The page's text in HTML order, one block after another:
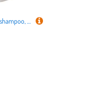
Ungtyb Professionelles Hundeshampoo, natürliches Hundeshampoo, feuchtigkeitsspendendes Shampoo für Katzen, 500 ml, natürliches Flüssigshampoo für Haustiere für stinkende Hunde und Katzen